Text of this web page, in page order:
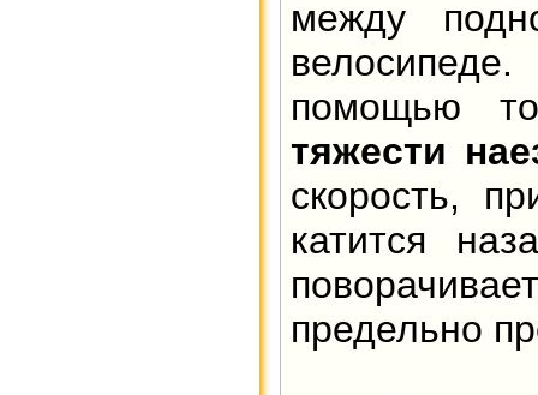
между
помощью
тяжести
скорость,
катится
предельно